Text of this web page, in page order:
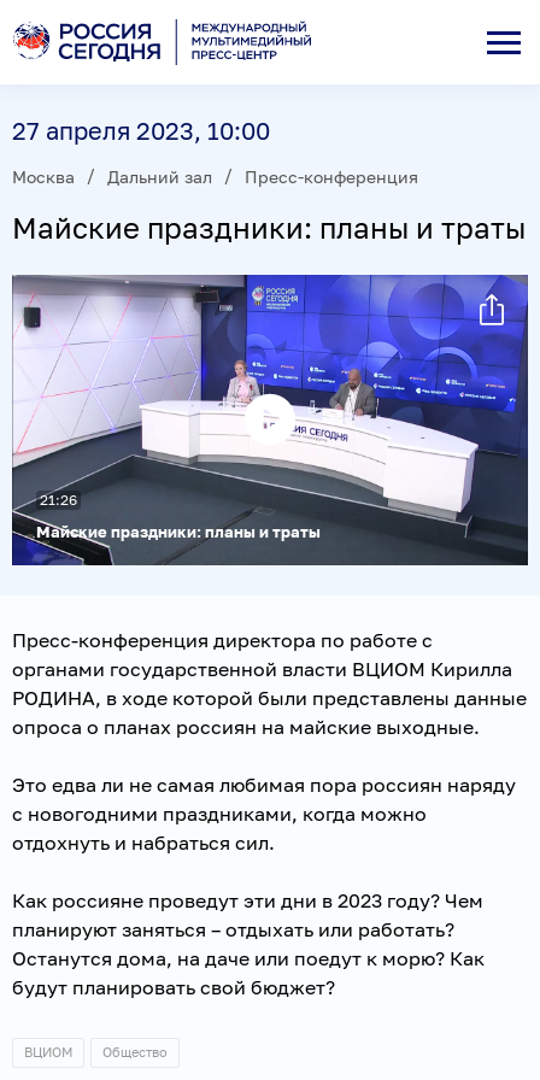
27 апреля 2023, 10:00
Москва Дальний зал Пресс-конференция
Майские праздники: планы и траты
Воспроизвести
Майские праздники: планы и траты
21:26
Пресс-конференция директора по работе с
органами государственной власти ВЦИОМ Кирилла
РОДИНА, в ходе которой были представлены данные
опроса о планах россиян на майские выходные.
Это едва ли не самая любимая пора россиян наряду
с новогодними праздниками, когда можно
отдохнуть и набраться сил.
Как россияне проведут эти дни в 2023 году? Чем
планируют заняться – отдыхать или работать?
Останутся дома, на даче или поедут к морю? Как
будут планировать свой бюджет?
ВЦИОМ Общество